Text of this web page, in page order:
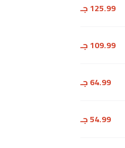
125.99 جـ
109.99 جـ
64.99 جـ
54.99 جـ